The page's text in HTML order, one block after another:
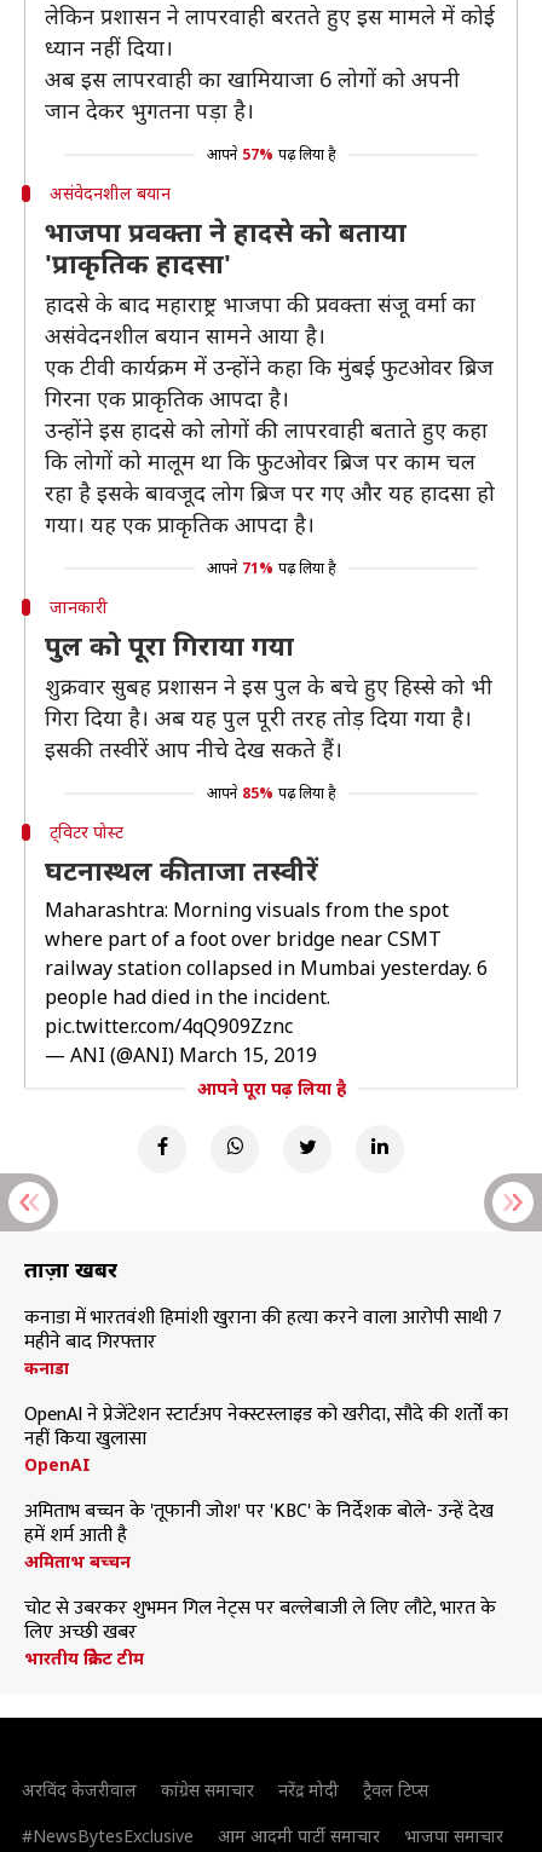
लेकिन प्रशासन ने लापरवाही बरतते हुए इस मामले में कोई
ध्यान नहीं दिया।
अब इस लापरवाही का खामियाजा 6 लोगों को अपनी
जान देकर भुगतना पड़ा है।
आपने 57% पढ़ लिया है
असंवेदनशील बयान
भाजपा प्रवक्ता ने हादसे को बताया
'प्राकृतिक हादसा'
हादसे के बाद महाराष्ट्र भाजपा की प्रवक्ता संजू वर्मा का
असंवेदनशील बयान सामने आया है।
एक टीवी कार्यक्रम में उन्होंने कहा कि मुंबई फुटओवर ब्रिज
गिरना एक प्राकृतिक आपदा है।
उन्होंने इस हादसे को लोगों की लापरवाही बताते हुए कहा
कि लोगों को मालूम था कि फुटओवर ब्रिज पर काम चल
रहा है इसके बावजूद लोग ब्रिज पर गए और यह हादसा हो
गया। यह एक प्राकृतिक आपदा है।
आपने 71% पढ़ लिया है
जानकारी
पुल को पूरा गिराया गया
शुक्रवार सुबह प्रशासन ने इस पुल के बचे हुए हिस्से को भी
गिरा दिया है। अब यह पुल पूरी तरह तोड़ दिया गया है।
इसकी तस्वीरें आप नीचे देख सकते हैं।
आपने 85% पढ़ लिया है
ट्विटर पोस्ट
घटनास्थल की ताजा तस्वीरें
Maharashtra: Morning visuals from the spot
where part of a foot over bridge near CSMT
railway station collapsed in Mumbai yesterday. 6
people had died in the incident.
pic.twitter.com/4qQ909Zznc
— ANI (@ANI) March 15, 2019
आपने पूरा पढ़ लिया है
ताज़ा खबरें
कनाडा में भारतवंशी हिमांशी खुराना की हत्या करने वाला आरोपी साथी 7
महीने बाद गिरफ्तार
कनाडा
OpenAI ने प्रेजेंटेशन स्टार्टअप नेक्स्टस्लाइड को खरीदा, सौदे की शर्तों का
नहीं किया खुलासा
OpenAI
अमिताभ बच्चन के 'तूफानी जोश' पर 'KBC' के निर्देशक बोले- उन्हें देख
हमें शर्म आती है
अमिताभ बच्चन
चोट से उबरकर शुभमन गिल नेट्स पर बल्लेबाजी ले लिए लौटे, भारत के
लिए अच्छी खबर
भारतीय क्रिकेट टीम
अरविंद केजरीवाल कांग्रेस समाचार नरेंद्र मोदी
ट्रैवल टिप्स
#NewsBytesExclusive
आम आदमी पार्टी समाचार भाजपा समाचार